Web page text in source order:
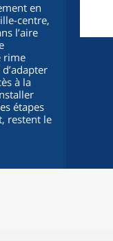
en
centre,
l’aire
rime
à la
étapes
restent le